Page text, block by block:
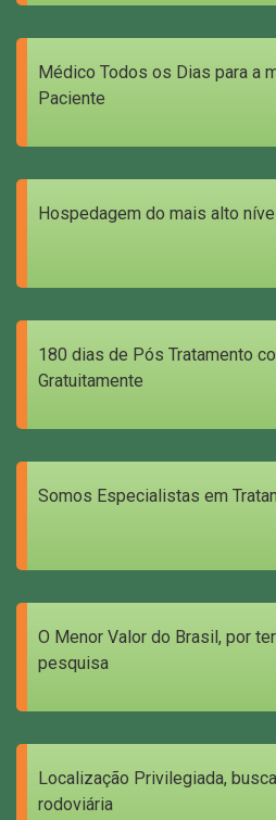
Médico Todos os Dias para a
Paciente
Hospedagem do mais alto
180 dias de Pós Tratamento
Gratuitamente
Somos Especialistas em
O Menor Valor do Brasil, por
pesquisa
Localização Privilegiada,
rodoviária